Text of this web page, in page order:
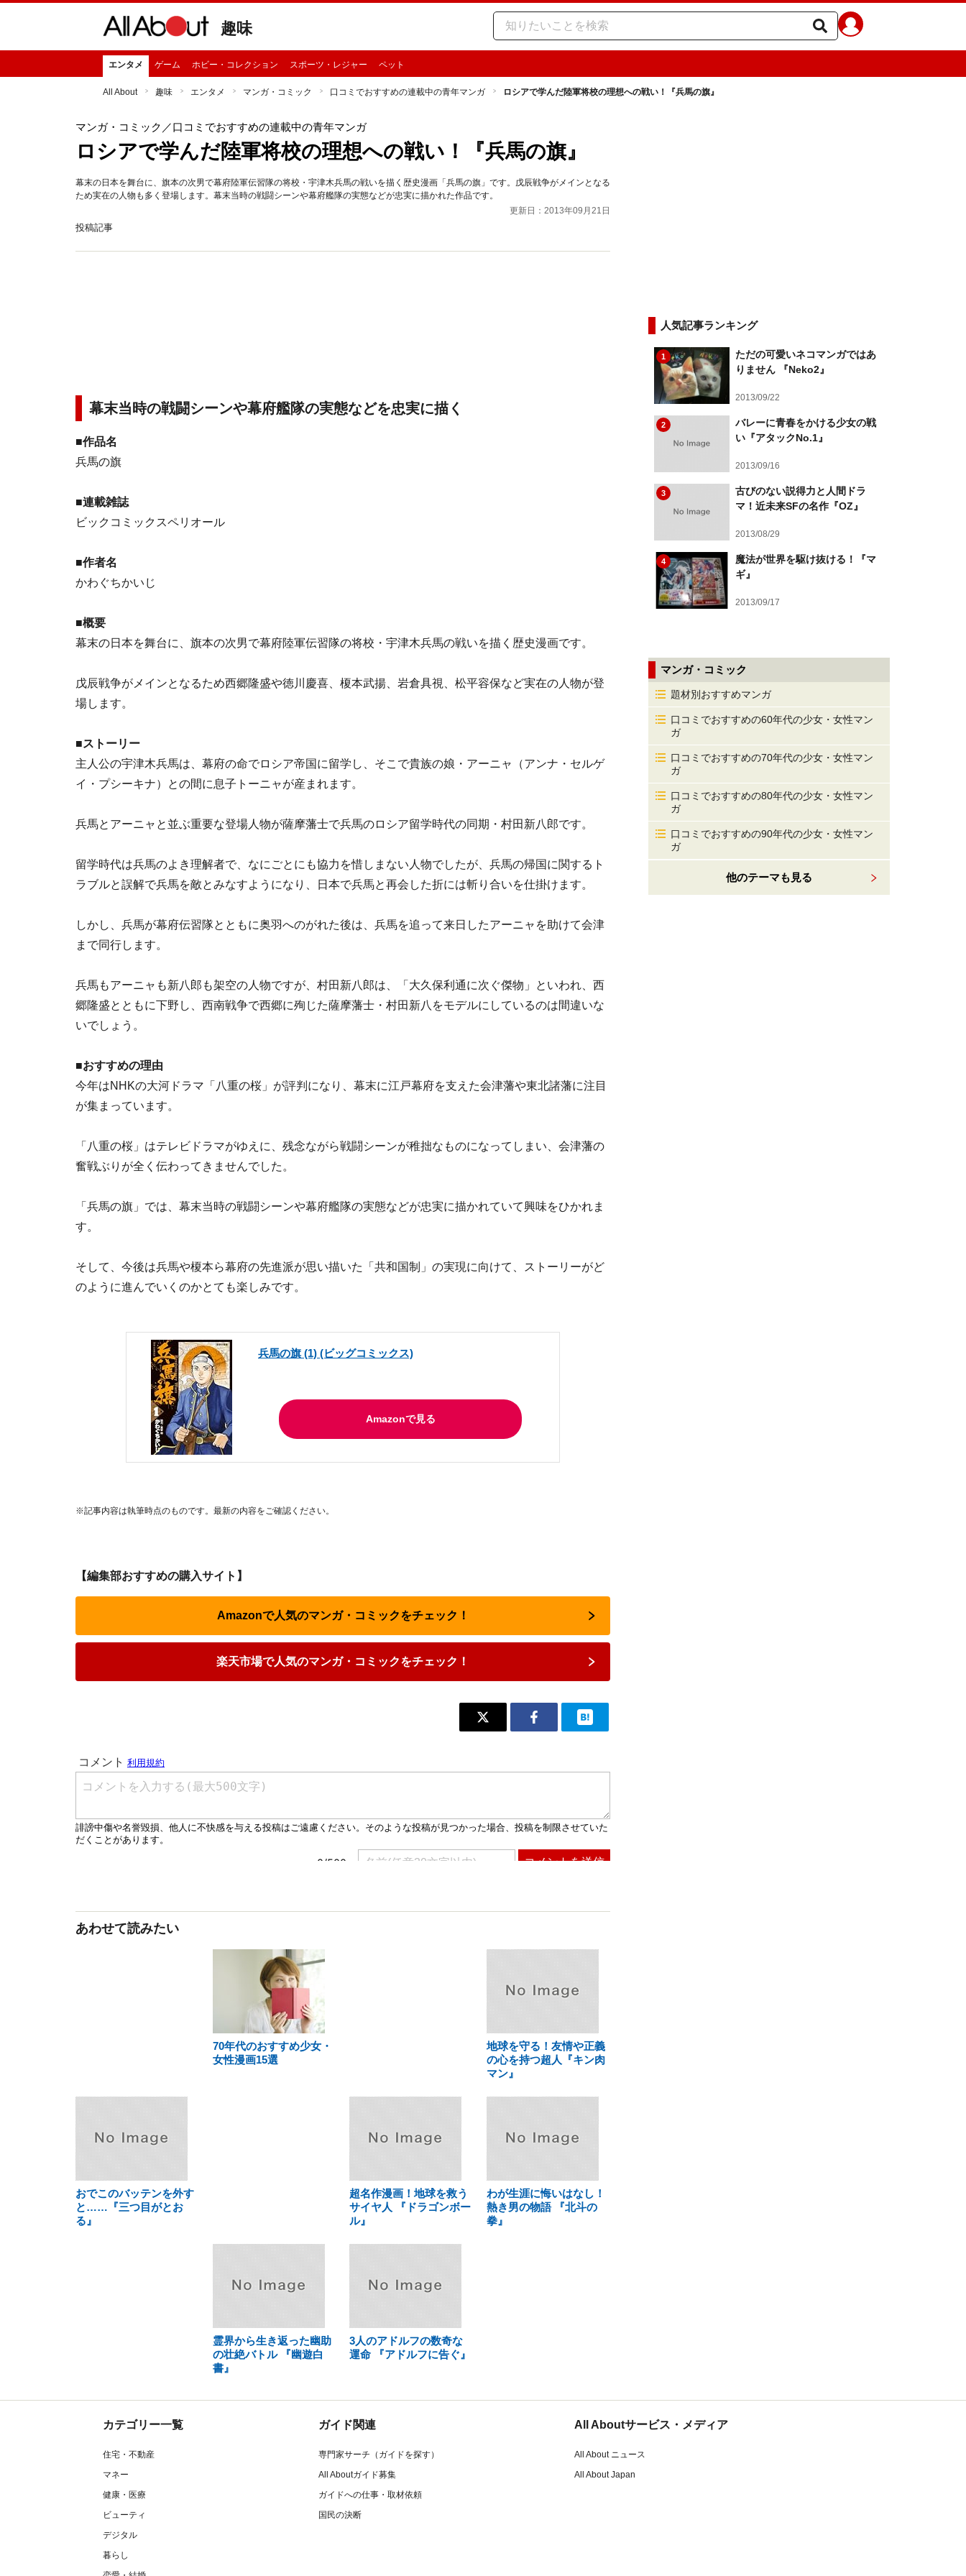
趣味
エンタメ ゲーム ホビー・コレクション スポーツ・レジャー ペット
All About 趣味 エンタメ マンガ・コミック 口コミでおすすめの連載中の青年マンガ ロシアで学んだ陸軍将校の理想への戦い！『兵馬の旗』
マンガ・コミック ／口コミでおすすめの連載中の青年マンガ
ロシアで学んだ陸軍将校の理想への戦い！『兵馬の旗』
幕末の日本を舞台に、旗本の次男で幕府陸軍伝習隊の将校・宇津木兵馬の戦いを描く歴史漫画「兵馬の旗」です。戊辰戦争がメインとなる
ため実在の人物も多く登場します。幕末当時の戦闘シーンや幕府艦隊の実態などが忠実に描かれた作品です。
更新日：2013年09月21日
投稿記事
幕末当時の戦闘シーンや幕府艦隊の実態などを忠実に描く
■作品名
兵馬の旗
■連載雑誌
ビックコミックスペリオール
■作者名
かわぐちかいじ
■概要
幕末の日本を舞台に、旗本の次男で幕府陸軍伝習隊の将校・宇津木兵馬の戦いを描く歴史漫画です。
戊辰戦争がメインとなるため西郷隆盛や徳川慶喜、榎本武揚、岩倉具視、松平容保など実在の人物が登
場します。
■ストーリー
主人公の宇津木兵馬は、幕府の命でロシア帝国に留学し、そこで貴族の娘・アーニャ（アンナ・セルゲ
イ・プシーキナ）との間に息子トーニャが産まれます。
兵馬とアーニャと並ぶ重要な登場人物が薩摩藩士で兵馬のロシア留学時代の同期・村田新八郎です。
留学時代は兵馬のよき理解者で、なにごとにも協力を惜しまない人物でしたが、兵馬の帰国に関するト
ラブルと誤解で兵馬を敵とみなすようになり、日本で兵馬と再会した折には斬り合いを仕掛けます。
しかし、兵馬が幕府伝習隊とともに奥羽へのがれた後は、兵馬を追って来日したアーニャを助けて会津
まで同行します。
兵馬もアーニャも新八郎も架空の人物ですが、村田新八郎は、「大久保利通に次ぐ傑物」といわれ、西
郷隆盛とともに下野し、西南戦争で西郷に殉じた薩摩藩士・村田新八をモデルにしているのは間違いな
いでしょう。
■おすすめの理由
今年はNHKの大河ドラマ「八重の桜」が評判になり、幕末に江戸幕府を支えた会津藩や東北諸藩に注目
が集まっています。
「八重の桜」はテレビドラマがゆえに、残念ながら戦闘シーンが稚拙なものになってしまい、会津藩の
奮戦ぶりが全く伝わってきませんでした。
「兵馬の旗」では、幕末当時の戦闘シーンや幕府艦隊の実態などが忠実に描かれていて興味をひかれま
す。
そして、今後は兵馬や榎本ら幕府の先進派が思い描いた「共和国制」の実現に向けて、ストーリーがど
のように進んでいくのかとても楽しみです。
兵馬の旗 (1) (ビッグコミックス)
Amazonで見る
※記事内容は執筆時点のものです。最新の内容をご確認ください。
【編集部おすすめの購入サイト】
Amazonで人気のマンガ・コミックをチェック！
楽天市場で人気のマンガ・コミックをチェック！
あわせて読みたい
70年代のおすすめ少女・
女性漫画15選
地球を守る！友情や正義
の心を持つ超人『キン肉
マン』
おでこのバッテンを外す
と……『三つ目がとお
る』
超名作漫画！地球を救う
サイヤ人 『ドラゴンボー
ル』
わが生涯に悔いはなし！
熱き男の物語 『北斗の
拳』
霊界から生き返った幽助
の壮絶バトル 『幽遊白
書』
3人のアドルフの数奇な
運命 『アドルフに告ぐ』
人気記事ランキング
1
ただの可愛いネコマンガではあ
りません 『Neko2』
2013/09/22
2
バレーに青春をかける少女の戦
い『アタックNo.1』
2013/09/16
3
古びのない説得力と人間ドラ
マ！近未来SFの名作『OZ』
2013/08/29
4
魔法が世界を駆け抜ける！『マ
ギ』
2013/09/17
マンガ・コミック
題材別おすすめマンガ
口コミでおすすめの60年代の少女・女性マン
ガ
口コミでおすすめの70年代の少女・女性マン
ガ
口コミでおすすめの80年代の少女・女性マン
ガ
口コミでおすすめの90年代の少女・女性マン
ガ
他のテーマも見る
カテゴリー一覧
住宅・不動産
マネー
健康・医療
ビューティ
デジタル
暮らし
ガイド関連
専門家サーチ（ガイドを探す）
All Aboutガイド募集
ガイドへの仕事・取材依頼
国民の決断
All Aboutサービス・メディア
All About ニュース
All About Japan